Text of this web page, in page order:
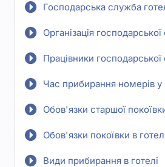
Господарська служба
Організація
Працівники
Час прибирання номерів у
Обов'язки старшої
Обов'язки покоївки в
Види прибирання в готелі